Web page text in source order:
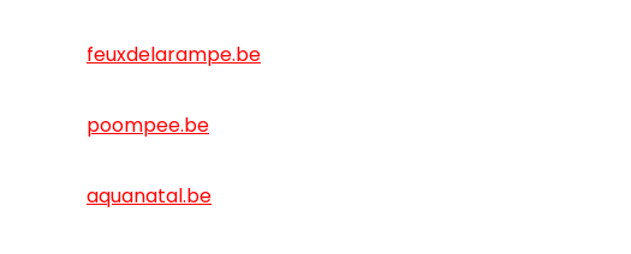
feuxdelarampe.be
poompee.be
aquanatal.be